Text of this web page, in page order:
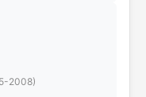
2008)